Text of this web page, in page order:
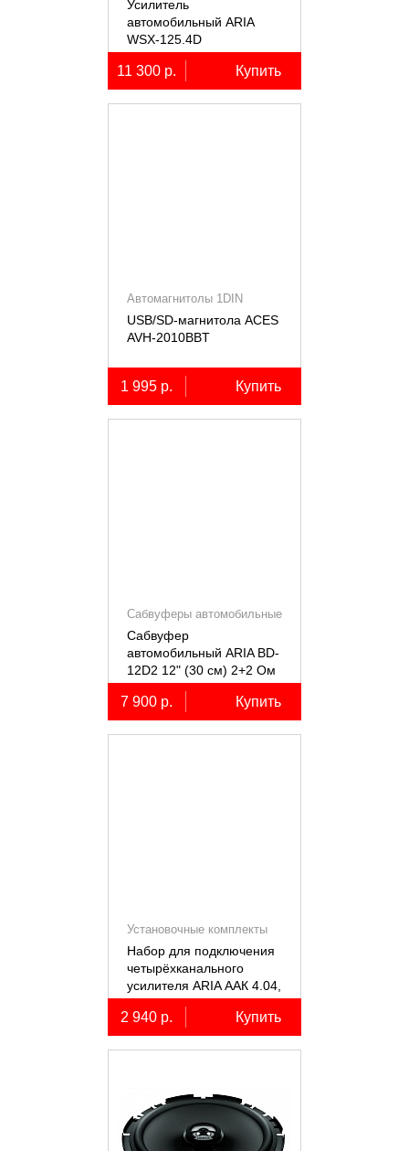
Усилитель
автомобильный ARIA
WSX-125.4D
четырёхканальный,
4х125Вт (4Ом)
11 300 р. Купить
Автомагнитолы 1DIN
USB/SD-магнитола ACES
AVH-2010BBT
1 995 р. Купить
Сабвуферы автомобильные
Сабвуфер
автомобильный ARIA BD-
12D2 12" (30 см) 2+2 Ом
7 900 р. Купить
Установочные комплекты
(КИТы)
Набор для подключения
четырёхканального
усилителя ARIA ААК 4.04,
4AWG, miniANL 60А,
омедненный алюминий
(ССА)
2 940 р. Купить